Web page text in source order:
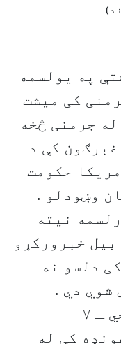
په یولسمه
کی میشت
جرمنی څخه
کې د
حکومت
وښودلو .
نیته
خبرورکړو
دلسو نه
شوي دي .
ميرکل په ايټاليا کې د جي ـ ۷
کې له